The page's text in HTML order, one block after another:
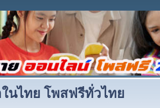
นไทย โพสฟรีทั่วไทย